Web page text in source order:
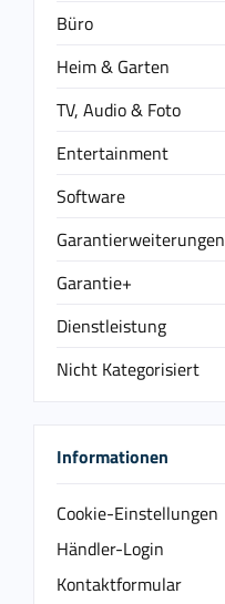
Büro
Heim & Garten
TV, Audio & Foto
Entertainment
Software
Garantierweiterungen
Garantie+
Dienstleistung
Nicht Kategorisiert
Informationen
Cookie-Einstellungen
Händler-Login
Kontaktformular